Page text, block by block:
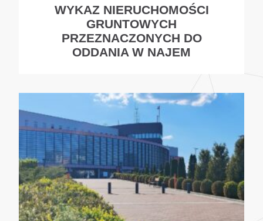
WYKAZ NIERUCHOMOŚCI
GRUNTOWYCH
PRZEZNACZONYCH DO
ODDANIA W NAJEM